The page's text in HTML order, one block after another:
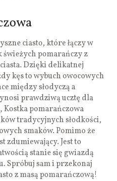
ciasto, które łączy w
świeżych pomarańczy z
Dzięki delikatnej
kęs to wybuch owocowych
między słodyczą a
prawdziwą ucztę dla
Kostka pomarańczowa
tradycyjnych słodkości,
smaków. Pomimo że
zdumiewający. Jest to
stanie się gwiazdą
Spróbuj sam i przekonaj
z masą pomarańczową!